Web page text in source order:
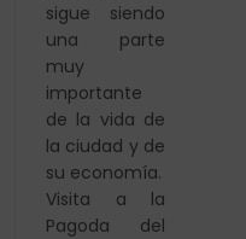
sigue siendo
una parte
muy
importante
de la vida de
la ciudad y de
su economía.
Visita a la
Pagoda del